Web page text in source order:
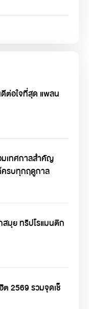
ดีต่อใจที่สุด แพลน
เทศกาลสำคัญ
ครบทุกฤดูกาล
มุย ทริปโรแมนติก
2569 รวมจุดเช็